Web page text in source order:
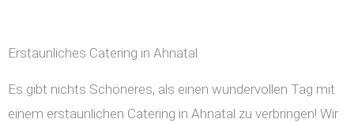
Erstaunliches Catering in Ahnatal
Es gibt nichts Schöneres, als einen wundervollen Tag mit
einem erstaunlichen Catering in Ahnatal zu verbringen! Wir